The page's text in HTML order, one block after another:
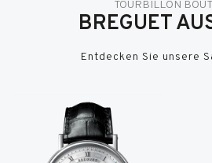
TOURBILLON
BREGUET
Entdecken Sie unsere